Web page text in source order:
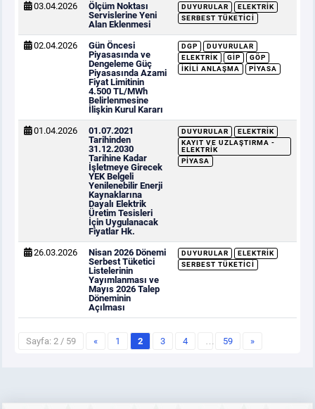
03.04.2026
Ölçüm Noktası
Servislerine Yeni
Alan Eklenmesi
DUYURULAR
ELEKTRIK
SERBEST TÜKETICI
02.04.2026
Gün Öncesi
Piyasasında ve
Dengeleme Güç
Piyasasında Azami
Fiyat Limitinin
4.500 TL/MWh
Belirlenmesine
İlişkin Kurul Kararı
DGP
DUYURULAR
ELEKTRIK
GİP
GÖP
İKILI ANLAŞMA
PIYASA
01.04.2026
01.07.2021
Tarihinden
31.12.2030
Tarihine Kadar
İşletmeye Girecek
YEK Belgeli
Yenilenebilir Enerji
Kaynaklarına
Dayalı Elektrik
Üretim Tesisleri
İçin Uygulanacak
Fiyatlar Hk.
DUYURULAR
ELEKTRIK
KAYIT VE UZLAŞTIRMA -
ELEKTRIK
PIYASA
26.03.2026
Nisan 2026 Dönemi
Serbest Tüketici
Listelerinin
Yayımlanması ve
Mayıs 2026 Talep
Döneminin
Açılması
DUYURULAR
ELEKTRIK
SERBEST TÜKETICI
Sayfa: 2 / 59 « 1 2 3 4 … 59 »